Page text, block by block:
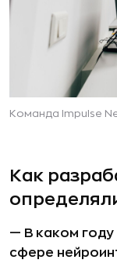
Команда Impulse
Как
— В каком году
сфере